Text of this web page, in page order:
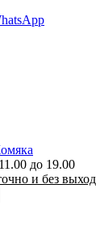
до 19.00
и без